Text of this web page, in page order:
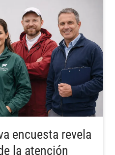
encuesta revela
la atención